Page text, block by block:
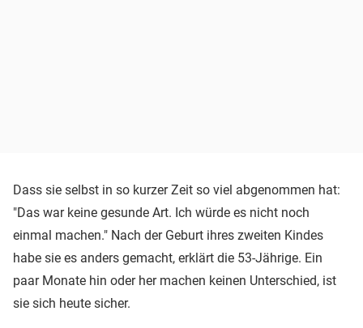
Dass sie selbst in so kurzer Zeit so viel abgenommen hat:
"Das war keine gesunde Art. Ich würde es nicht noch
einmal machen." Nach der Geburt ihres zweiten Kindes
habe sie es anders gemacht, erklärt die 53-Jährige. Ein
paar Monate hin oder her machen keinen Unterschied, ist
sie sich heute sicher.